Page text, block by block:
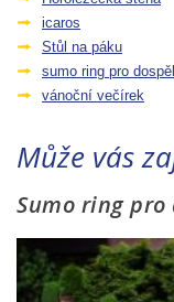
icaros
Stůl na páku
sumo ring pro
vánoční večírek
Může vás
Sumo ring pro